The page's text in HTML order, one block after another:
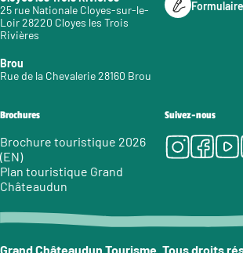
25 rue Nationale Cloyes-sur-le-
Loir 28220 Cloyes les Trois
Rivières
Brou
Rue de la Chevalerie 28160 Brou
Formulaire
Brochures
Brochure touristique 2026
(EN)
Plan touristique Grand
Châteaudun
Suivez-nous
Grand Châteaudun Tourisme. Tous droits